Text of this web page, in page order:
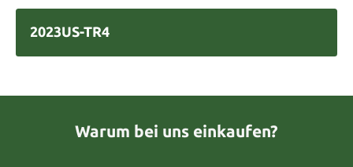
2023US-TR4
Warum bei uns einkaufen?